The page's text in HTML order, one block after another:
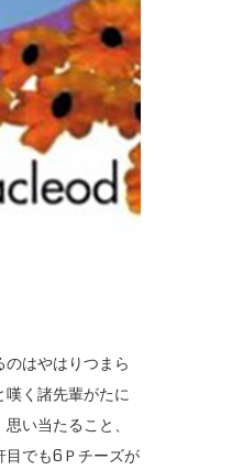
はやはりつまら
く諸先輩がたに
い当たること、
目でも6Ｐチーズが